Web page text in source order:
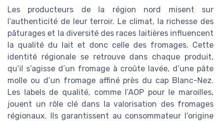
Les producteurs de la région nord misent sur
l’authenticité de leur terroir. Le climat, la richesse des
pâturages et la diversité des races laitières influencent
la qualité du lait et donc celle des fromages. Cette
identité régionale se retrouve dans chaque produit,
qu’il s’agisse d’un fromage à croûte lavée, d’une pâte
molle ou d’un fromage affiné près du cap Blanc-Nez.
Les labels de qualité, comme l’AOP pour le maroilles,
jouent un rôle clé dans la valorisation des fromages
régionaux. Ils garantissent au consommateur l’origine